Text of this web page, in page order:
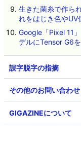
生きた菌糸で作ら
れをはじき色やUV
Google「Pixel 11
デルにTensor G6
その他のお問い合わせ
GIGAZINEについて